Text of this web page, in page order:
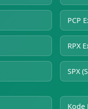
PCP
RPX
SPX
Kode